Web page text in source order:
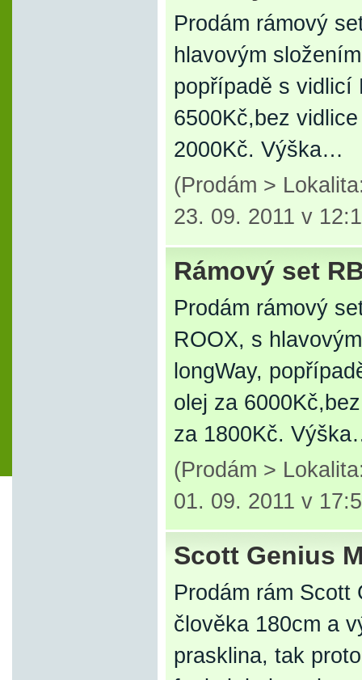
Prodám rámový
hlavovým
popřípadě s vidlicí
6500Kč,bez
2000Kč. Výška…
(Prodám >
23. 09. 2011 v
Rámový set
Prodám rámový
ROOX, s
longWay,
olej za
za 1800Kč.
(Prodám >
01. 09. 2011 v
Scott Genius
Prodám rám Scott
člověka 180cm a
prasklina, tak